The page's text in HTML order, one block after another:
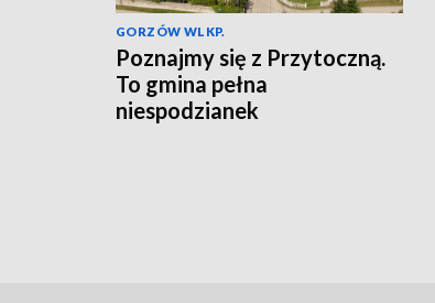
GORZÓW WLKP.
Poznajmy się z Przytoczną.
To gmina pełna
niespodzianek